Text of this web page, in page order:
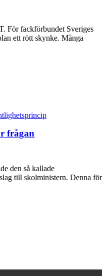
För fackförbundet Sveriges
ett rött skynke. Många
frågan
den så kallade
till skolministern. Denna för